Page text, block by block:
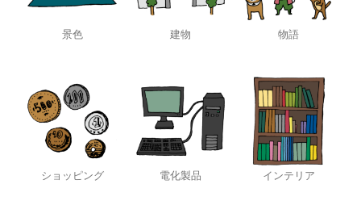
景色 建物 物語
ショッピング 電化製品 インテリア